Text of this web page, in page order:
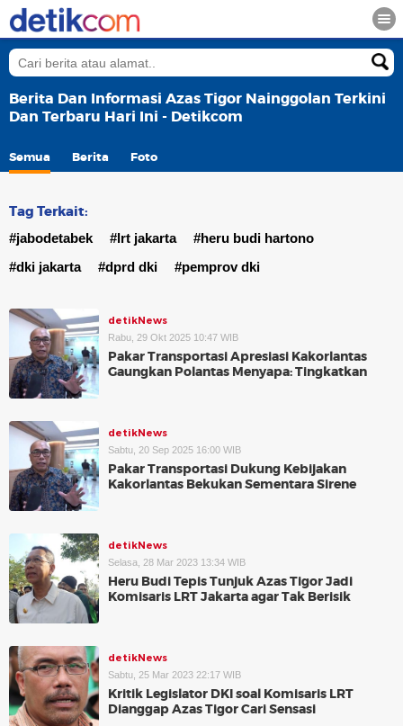
Berita Dan Informasi Azas Tigor Nainggolan Terkini
Dan Terbaru Hari Ini - Detikcom
Semua Berita Foto
Tag Terkait:
#jabodetabek #lrt jakarta
#heru budi hartono
#dki jakarta
#dprd dki #pemprov dki
detikNews
Rabu, 29 Okt 2025 10:47 WIB
Pakar Transportasi Apresiasi Kakorlantas
Gaungkan Polantas Menyapa: Tingkatkan
detikNews
Sabtu, 20 Sep 2025 16:00 WIB
Pakar Transportasi Dukung Kebijakan
Kakorlantas Bekukan Sementara Sirene
detikNews
Selasa, 28 Mar 2023 13:34 WIB
Heru Budi Tepis Tunjuk Azas Tigor Jadi
Komisaris LRT Jakarta agar Tak Berisik
detikNews
Sabtu, 25 Mar 2023 22:17 WIB
Kritik Legislator DKI soal Komisaris LRT
Dianggap Azas Tigor Cari Sensasi